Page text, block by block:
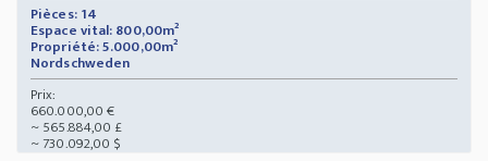
Pièces: 14
Espace vital: 800,00m²
Propriété: 5.000,00m²
Nordschweden
Prix:
660.000,00 €
~ 565.884,00 £
~ 730.092,00 $